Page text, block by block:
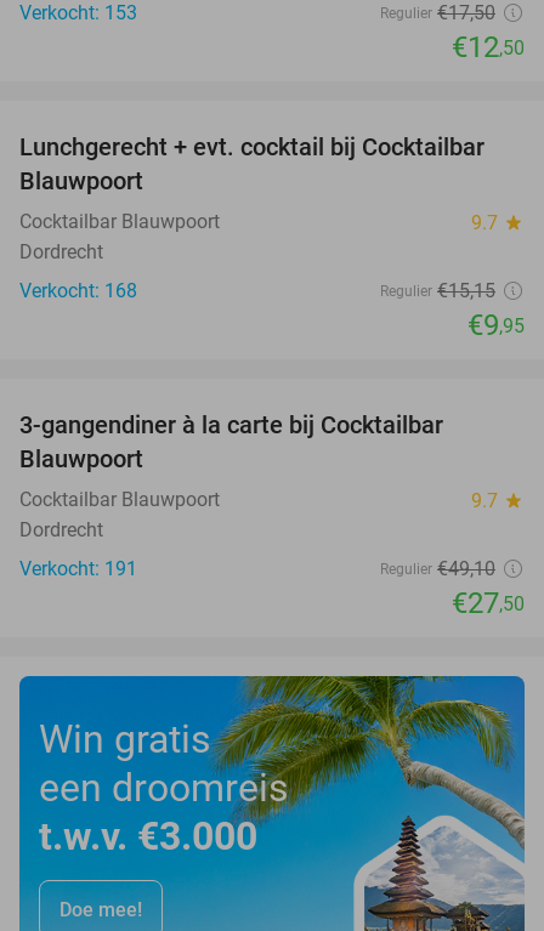
Verkocht: 153
Regulier €17,50
€12,50
34%
Lunchgerecht + evt. cocktail bij Cocktailbar
Blauwpoort
Cocktailbar Blauwpoort 9.7 star
Dordrecht
Verkocht: 168
Regulier €15,15
€9,95
3-gangendiner à la carte bij Cocktailbar
Blauwpoort
Cocktailbar Blauwpoort 9.7 star
Dordrecht
Verkocht: 191
Regulier €49,10
€27,50
Win gratis
een droomreis
t.w.v. €3.000
Doe mee!